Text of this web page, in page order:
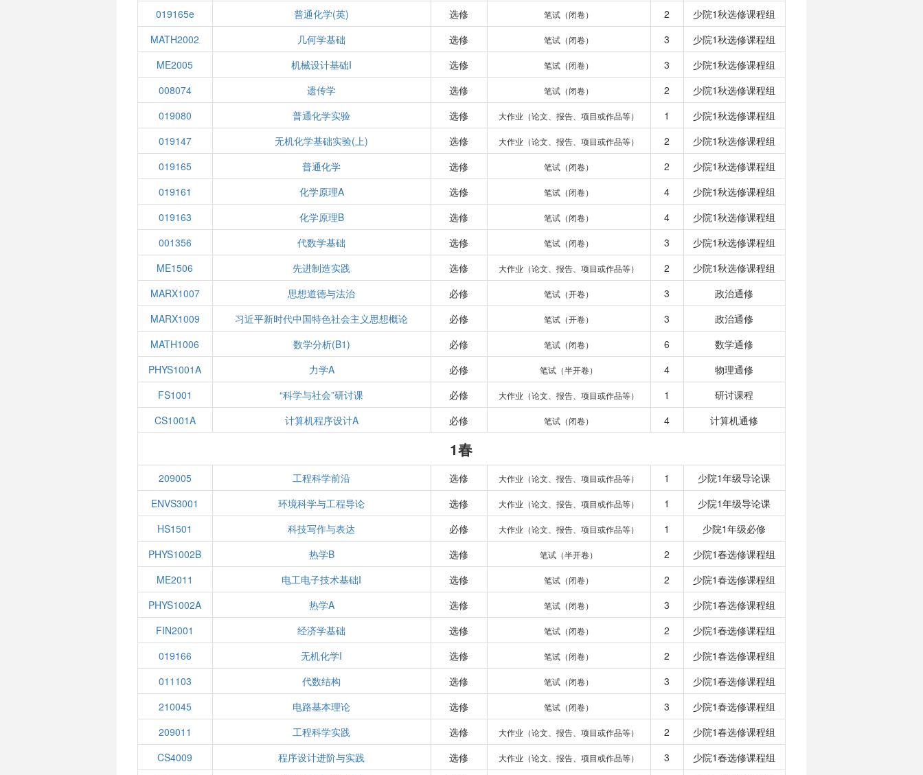
019165e
普通化学(英) 选修 笔试（闭卷） 2
少院1秋选修课程组
MATH2002
几何学基础 选修 笔试（闭卷） 3
少院1秋选修课程组
ME2005
机械设计基础I 选修 笔试（闭卷） 3
少院1秋选修课程组
008074
遗传学 选修 笔试（闭卷） 2
少院1秋选修课程组
019080
普通化学实验 选修 大作业（论文、报告、项目或作品等） 1
少院1秋选修课程组
019147
无机化学基础实验(上) 选修 大作业（论文、报告、项目或作品等） 2
少院1秋选修课程组
019165
普通化学 选修 笔试（闭卷） 2
少院1秋选修课程组
019161
化学原理A 选修 笔试（闭卷） 4
少院1秋选修课程组
019163
化学原理B 选修 笔试（闭卷） 4
少院1秋选修课程组
001356
代数学基础 选修 笔试（闭卷） 3
少院1秋选修课程组
ME1506
先进制造实践 选修 大作业（论文、报告、项目或作品等） 2
少院1秋选修课程组
MARX1007
思想道德与法治 必修 笔试（开卷） 3
政治通修
MARX1009
习近平新时代中国特色社会主义思想概论 必修 笔试（开卷） 3
政治通修
MATH1006
数学分析(B1) 必修 笔试（闭卷） 6
数学通修
PHYS1001A
力学A 必修 笔试（半开卷） 4
物理通修
FS1001
“科学与社会”研讨课 必修 大作业（论文、报告、项目或作品等） 1
研讨课程
CS1001A
计算机程序设计A 必修 笔试（闭卷） 4 计算机通修
1春
209005 工程科学前沿 选修 大作业（论文、报告、项目或作品等） 1
少院1年级导论课
ENVS3001
环境科学与工程导论 选修 大作业（论文、报告、项目或作品等） 1
少院1年级导论课
HS1501
科技写作与表达 必修 大作业（论文、报告、项目或作品等） 1
少院1年级必修
PHYS1002B
热学B 选修 笔试（半开卷） 2
少院1春选修课程组
ME2011
电工电子技术基础I 选修 笔试（闭卷） 2
少院1春选修课程组
PHYS1002A
热学A 选修 笔试（闭卷） 3
少院1春选修课程组
FIN2001
经济学基础 选修 笔试（闭卷） 2
少院1春选修课程组
019166
无机化学I 选修 笔试（闭卷） 2
少院1春选修课程组
011103
代数结构 选修 笔试（闭卷） 3
少院1春选修课程组
210045
电路基本理论 选修 笔试（闭卷） 3
少院1春选修课程组
209011
工程科学实践 选修 大作业（论文、报告、项目或作品等） 2
少院1春选修课程组
CS4009
程序设计进阶与实践 选修 大作业（论文、报告、项目或作品等） 3
少院1春选修课程组